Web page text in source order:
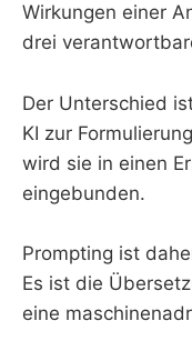
Wirkungen einer
drei
Der Unterschied
KI zur
wird sie in einen
eingebunden.
Prompting ist
Es ist die
eine